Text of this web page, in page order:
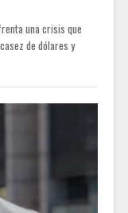
una crisis que
de dólares y